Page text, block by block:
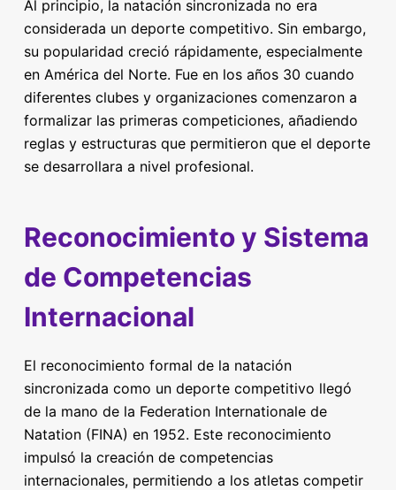
Al principio, la natación sincronizada no era
considerada un deporte competitivo. Sin embargo,
su popularidad creció rápidamente, especialmente
en América del Norte. Fue en los años 30 cuando
diferentes clubes y organizaciones comenzaron a
formalizar las primeras competiciones, añadiendo
reglas y estructuras que permitieron que el deporte
se desarrollara a nivel profesional.
Reconocimiento y Sistema
de Competencias
Internacional
El reconocimiento formal de la natación
sincronizada como un deporte competitivo llegó
de la mano de la Federation Internationale de
Natation (FINA) en 1952. Este reconocimiento
impulsó la creación de competencias
internacionales, permitiendo a los atletas competir